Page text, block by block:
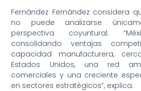
Fernández Fernández considera
no puede analizarse
perspectiva coyuntural.
consolidando ventajas
capacidad manufacturera,
Estados Unidos, una red
comerciales y una creciente
en sectores estratégicos”, explica.